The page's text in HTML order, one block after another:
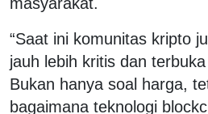
“Saat ini komunitas kripto
jauh lebih kritis dan
Bukan hanya soal harga,
bagaimana teknologi